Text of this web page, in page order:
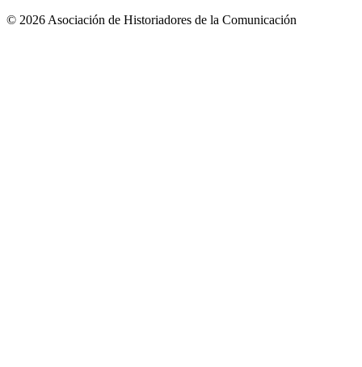
© 2026 Asociación de Historiadores de la Comunicación